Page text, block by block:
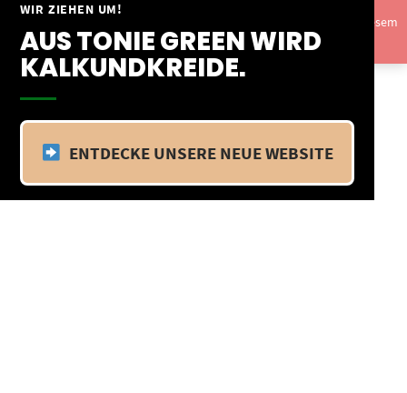
WIR ZIEHEN UM!
AUS TONIE GREEN WIRD
KALKUNDKREIDE.
ENTDECKE UNSERE NEUE WEBSITE
Springe
Inhalt
Vom 09.04.25 - 20.04.25 befinden wir uns im Betriebsurlaub. In diesem
Zeitraum findet kein Versand statt.Ausblenden